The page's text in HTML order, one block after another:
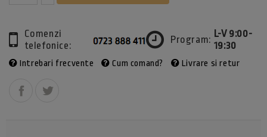
Comenzi
telefonice:
Program:
L-V 9:00-
19:30
Intrebari frecvente Cum comand? Livrare si retur